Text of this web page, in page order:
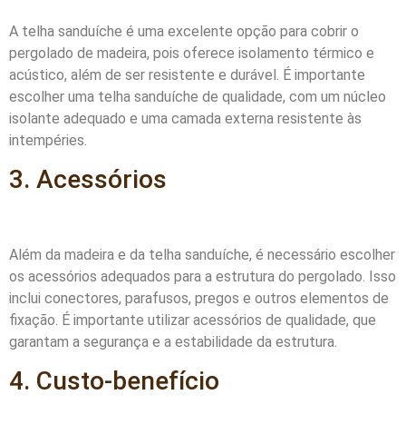
A telha sanduíche é uma excelente opção para cobrir o
pergolado de madeira, pois oferece isolamento térmico e
acústico, além de ser resistente e durável. É importante
escolher uma telha sanduíche de qualidade, com um núcleo
isolante adequado e uma camada externa resistente às
intempéries.
3. Acessórios
Além da madeira e da telha sanduíche, é necessário escolher
os acessórios adequados para a estrutura do pergolado. Isso
inclui conectores, parafusos, pregos e outros elementos de
fixação. É importante utilizar acessórios de qualidade, que
garantam a segurança e a estabilidade da estrutura.
4. Custo-benefício